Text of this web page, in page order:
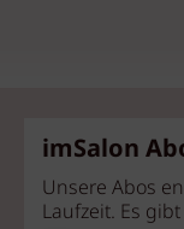
imSalon
Unsere Abos
Laufzeit. Es